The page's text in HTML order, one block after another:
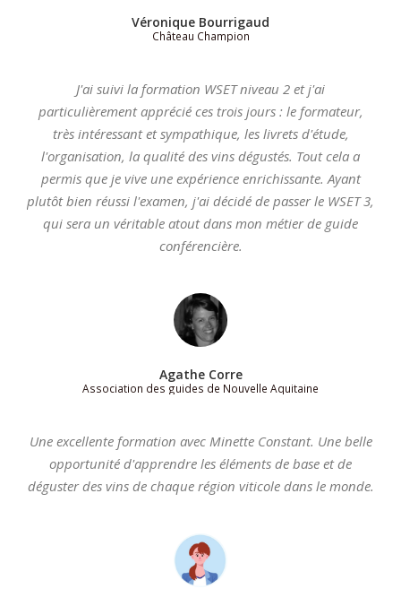
Véronique Bourrigaud
Château Champion
J'ai suivi la formation WSET niveau 2 et j'ai
particulièrement apprécié ces trois jours : le formateur,
très intéressant et sympathique, les livrets d'étude,
l'organisation, la qualité des vins dégustés. Tout cela a
permis que je vive une expérience enrichissante. Ayant
plutôt bien réussi l'examen, j'ai décidé de passer le WSET 3,
qui sera un véritable atout dans mon métier de guide
conférencière.
Agathe Corre
Association des guides de Nouvelle Aquitaine
Une excellente formation avec Minette Constant. Une belle
opportunité d'apprendre les éléments de base et de
déguster des vins de chaque région viticole dans le monde.